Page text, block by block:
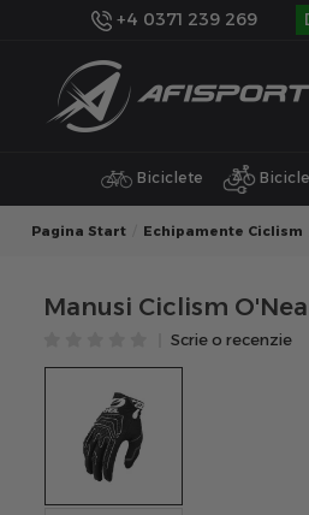
+4 0371 239 269
Biciclete
Pagina Start Echipamente Ciclism
Manusi Ciclism
Scrie o recenzie